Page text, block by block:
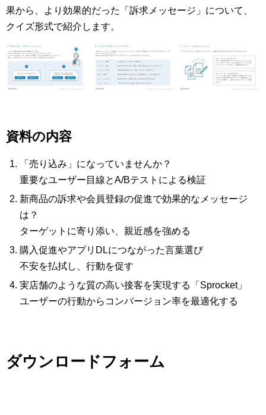
果から、より効果的だった「訴求メッセージ」について、
クイズ形式で紹介します。
資料の内容
「売り込み」になっていませんか？
重要なユーザー目線とA/Bテストによる検証
新商品の訴求や会員登録の促進で効果的なメッセージ
は？
ターゲットに寄り添い、親近感を強める
購入促進やアプリDLにつながった言葉選び
不安を払拭し、行動を促す
実店舗のような質の高い接客を実現する「Sprocket」
ユーザーの行動からコンバージョン率を最適化する
ダウンロードフォーム